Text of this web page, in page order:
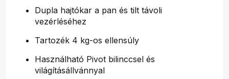
Dupla hajtókar a pan és tilt távoli
vezérléséhez
Tartozék 4 kg-os ellensúly
Használható Pivot bilinccsel és
világításállvánnyal